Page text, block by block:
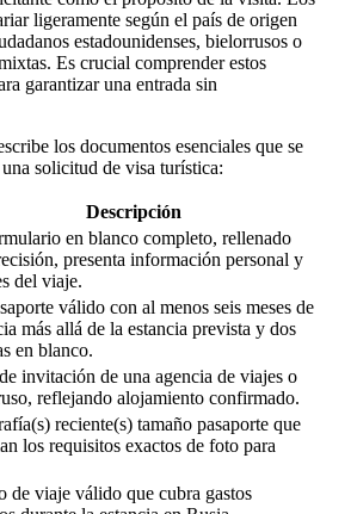
ligeramente según el país de origen
estadounidenses, bielorrusos o
Es crucial comprender estos
garantizar una entrada sin
los documentos esenciales que se
solicitud de visa turística:
Descripción
en blanco completo, rellenado
presenta información personal y
del viaje.
válido con al menos seis meses de
más allá de la estancia prevista y dos
en blanco.
invitación de una agencia de viajes o
reflejando alojamiento confirmado.
reciente(s) tamaño pasaporte que
los requisitos exactos de foto para
de viaje válido que cubra gastos